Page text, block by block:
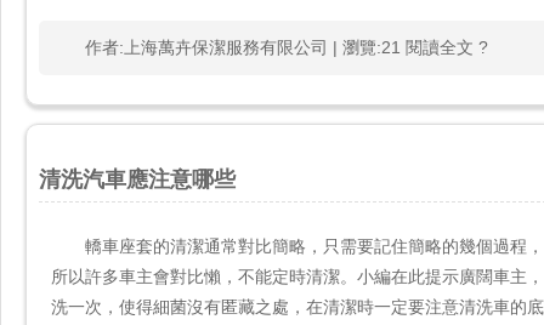
作者:上海萬卉保潔服務有限公司 | 瀏覽:21 閱讀全文 ?
清洗汽車應注意哪些
轎車座套的清潔通常對比簡略，只需要記住簡略的幾個過程
所以許多車主會對比懶，不能定時清潔。小編在此提示廣闊車主
洗一次，使得細菌沒有匿藏之處，在清潔時一定要注意清洗車的